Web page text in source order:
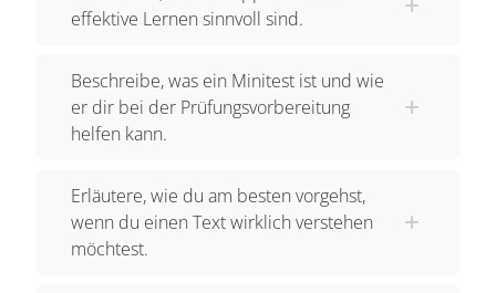
effektive Lernen sinnvoll sind.
Beschreibe, was ein Minitest ist und wie
er dir bei der Prüfungsvorbereitung
helfen kann.
Erläutere, wie du am besten vorgehst,
wenn du einen Text wirklich verstehen
möchtest.